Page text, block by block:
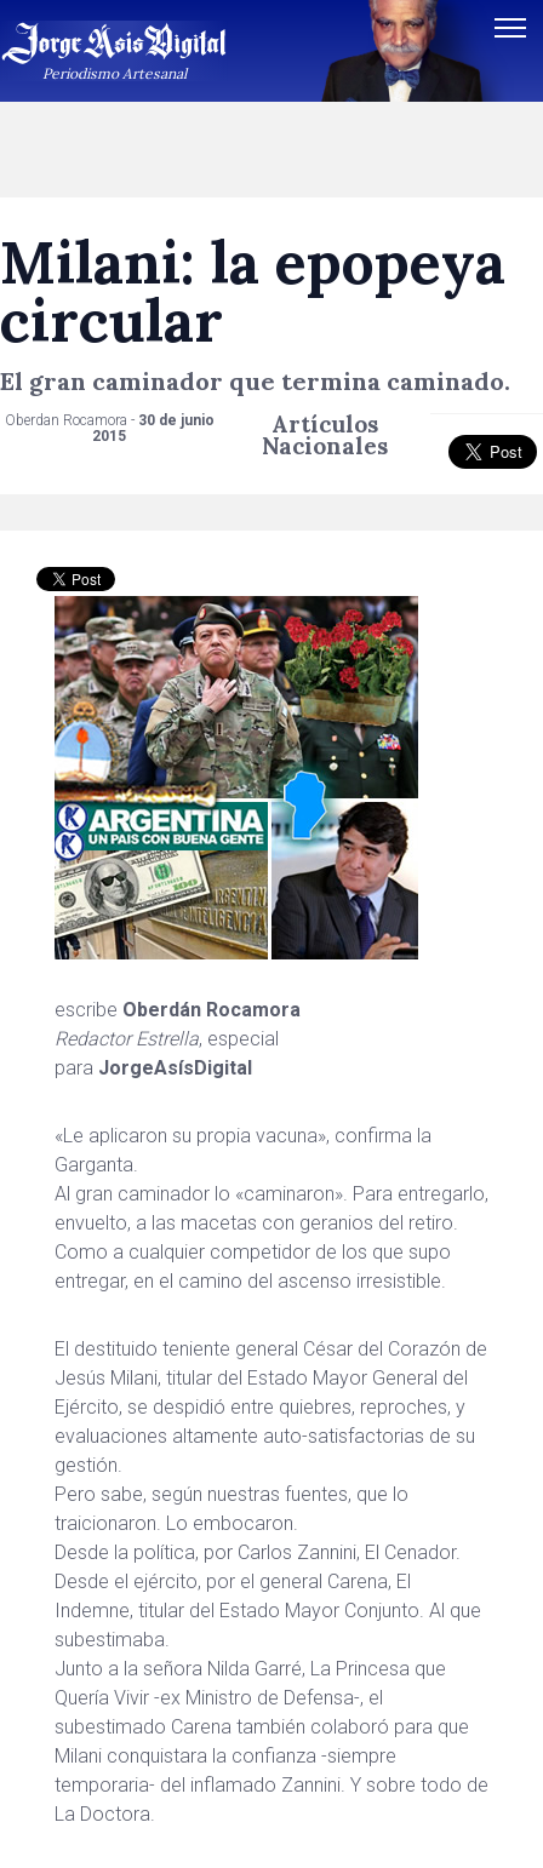
Periodismo Artesanal
Milani: la epopeya
circular
El gran caminador que termina caminado.
Oberdan Rocamora - 30 de junio
2015
Artículos
Nacionales
escribe Oberdán Rocamora
Redactor Estrella, especial
para JorgeAsísDigital
«Le aplicaron su propia vacuna», confirma la
Garganta.
Al gran caminador lo «caminaron». Para entregarlo,
envuelto, a las macetas con geranios del retiro.
Como a cualquier competidor de los que supo
entregar, en el camino del ascenso irresistible.
El destituido teniente general César del Corazón de
Jesús Milani, titular del Estado Mayor General del
Ejército, se despidió entre quiebres, reproches, y
evaluaciones altamente auto-satisfactorias de su
gestión.
Pero sabe, según nuestras fuentes, que lo
traicionaron. Lo embocaron.
Desde la política, por Carlos Zannini, El Cenador.
Desde el ejército, por el general Carena, El
Indemne, titular del Estado Mayor Conjunto. Al que
subestimaba.
Junto a la señora Nilda Garré, La Princesa que
Quería Vivir -ex Ministro de Defensa-, el
subestimado Carena también colaboró para que
Milani conquistara la confianza -siempre
temporaria- del inflamado Zannini. Y sobre todo de
La Doctora.